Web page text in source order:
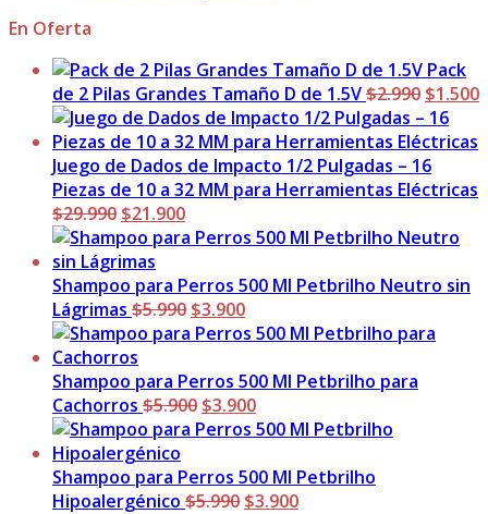
En Oferta
Pack
de 2 Pilas Grandes Tamaño D de 1.5V$2.990 El
precio
original
era:
$2.990.
$1.500
Juego de Dados de Impacto 1/2 Pulgadas – 16
Piezas de 10 a 32 MM para Herramientas Eléctricas
$29.990 El
precio
original
era:
$29.990.
$21.900El
precio
es:
$21.900.
Shampoo para Perros 500 Ml Petbrilho Neutro sin
Lágrimas $5.990 El
precio
era:
$5.990.
$3.900El
precio
es:
$3.900.
Shampoo para Perros 500 Ml Petbrilho para
Cachorros $5.900 El
precio
era:
$5.900.
$3.900El
precio
es:
$3.900.
Shampoo para Perros 500 Ml Petbrilho
Hipoalergénico $5.990 El
$3.900El